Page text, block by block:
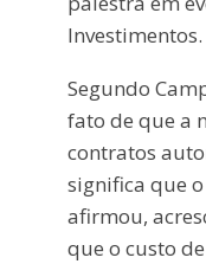
Investimentos.
Segundo
fato de que a
contratos
significa que
afirmou,
que o custo